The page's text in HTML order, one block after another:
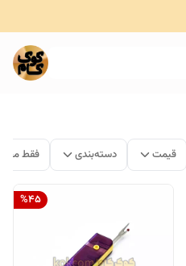
قیمت دسته‌بندی فقط
%45